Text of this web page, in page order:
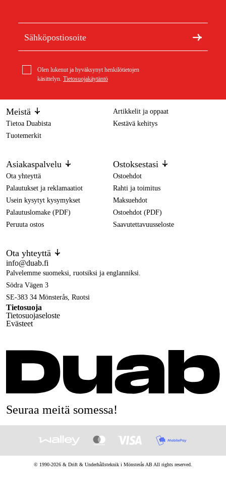
Olen lukenut ja hyväksynyt henkilötietojen
käsittelyn. Tietosuojakäytäntö
Meistä
Tietoa Duabista
Tuotemerkit
Artikkelit ja oppaat
Kestävä kehitys
Asiakaspalvelu
Ota yhteyttä
Palautukset ja reklamaatiot
Usein kysytyt kysymykset
Palautuslomake (PDF)
Peruuta ostos
Ostoksestasi
Ostoehdot
Rahti ja toimitus
Maksuehdot
Ostoehdot (PDF)
Saavutettavuusseloste
Ota yhteyttä
info@duab.fi
Palvelemme suomeksi, ruotsiksi ja englanniksi.
Södra Vägen 3
SE-383 34 Mönsterås, Ruotsi
Tietosuoja
Tietosuojaseloste
Evästeet
Seuraa meitä somessa!
© 1990-2026 & Drift & Underhållsteknik i Mönsterås ABAll rights reserved.